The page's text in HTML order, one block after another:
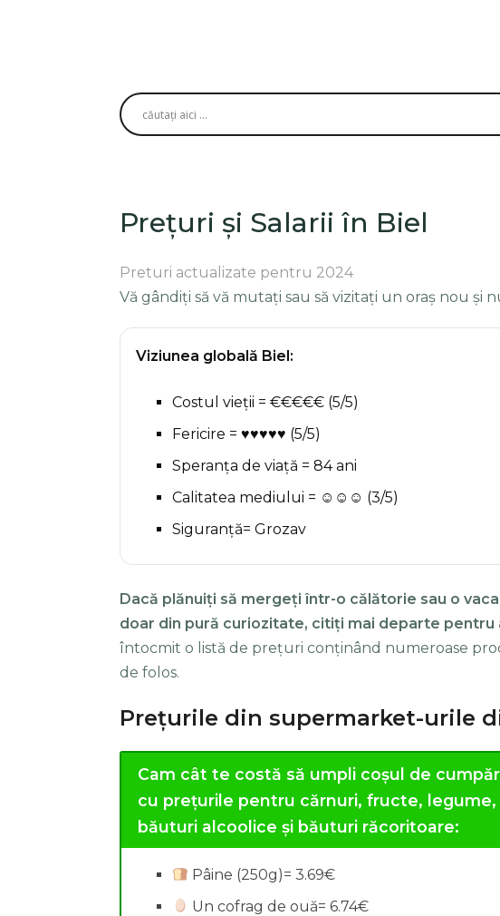
Prețuri și Salarii în Biel
Preturi actualizate pentru 2024
Vă gândiți să vă mutați sau să vizitați un oraș nou și
Viziunea globală Biel:
Costul vieții = €€€€€ (5/5)
Fericire = ♥♥♥♥♥ (5/5)
Speranța de viață = 84 ani
Calitatea mediului = ☺☺☺ (3/5)
Siguranță= Grozav
Dacă plănuiți să mergeți într-o călătorie sau o
doar din pură curiozitate, citiți mai departe pentru
întocmit o listă de prețuri conținând numeroase
de folos.
Prețurile din supermarket-urile
Cam cât te costă să umpli coșul de
cu prețurile pentru cărnuri, fructe,
băuturi alcoolice și băuturi răcoritoare:
Pâine (250g)= 3.69€
Un cofrag de ouă= 6.74€